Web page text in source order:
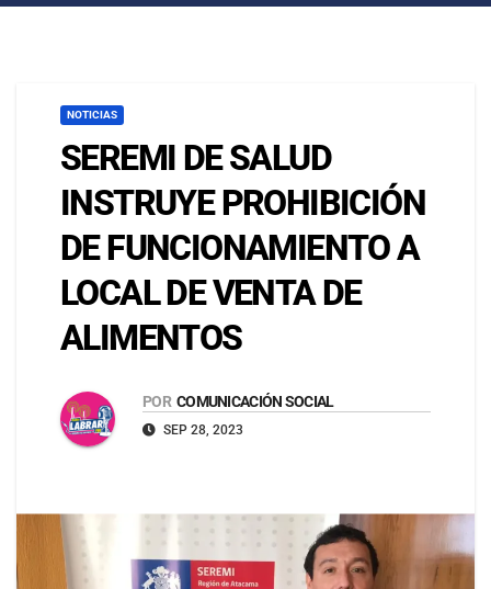
NOTICIAS
SEREMI DE SALUD
INSTRUYE PROHIBICIÓN
DE FUNCIONAMIENTO A
LOCAL DE VENTA DE
ALIMENTOS
POR COMUNICACIÓN SOCIAL
SEP 28, 2023